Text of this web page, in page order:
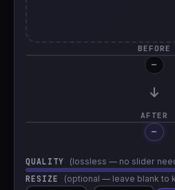
BEFORE
—
AFTER
—
QUALITY (lossless — no slider
RESIZE (optional — leave blank to